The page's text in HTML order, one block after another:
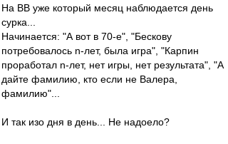
На ВВ уже который месяц наблюдается день
сурка...
Начинается: "А вот в 70-е", "Бескову
потребовалось n-лет, была игра", "Карпин
проработал n-лет, нет игры, нет результата", "А
дайте фамилию, кто если не Валера,
фамилию"...
И так изо дня в день... Не надоело?